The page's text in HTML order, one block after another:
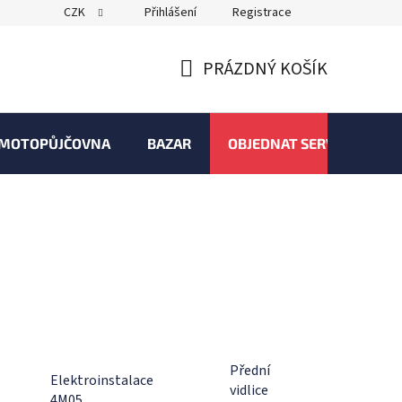
CZK Přihlášení Registrace
KOŠÍK
PRÁZDNÝ KOŠÍK
BAZAR OBJEDNAT SERVIS
Elektroinstalace
Přední
vidlice